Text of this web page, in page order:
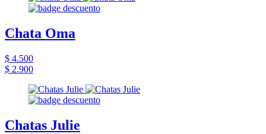
Chata Oma
$ 4.500
$ 2.900
Chatas Julie